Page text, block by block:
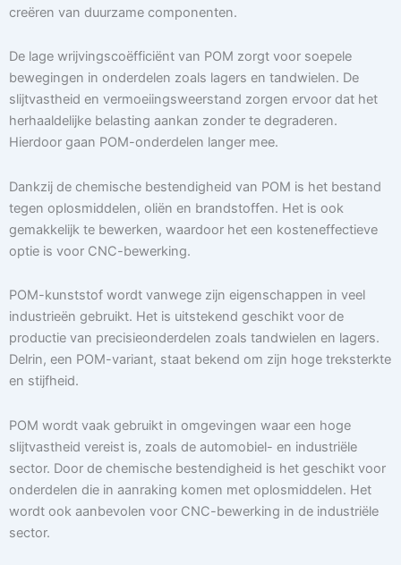
creëren van duurzame componenten.
De lage wrijvingscoëfficiënt van POM zorgt voor soepele
bewegingen in onderdelen zoals lagers en tandwielen. De
slijtvastheid en vermoeiingsweerstand zorgen ervoor dat het
herhaaldelijke belasting aankan zonder te degraderen.
Hierdoor gaan POM-onderdelen langer mee.
Dankzij de chemische bestendigheid van POM is het bestand
tegen oplosmiddelen, oliën en brandstoffen. Het is ook
gemakkelijk te bewerken, waardoor het een kosteneffectieve
optie is voor CNC-bewerking.
POM-kunststof wordt vanwege zijn eigenschappen in veel
industrieën gebruikt. Het is uitstekend geschikt voor de
productie van precisieonderdelen zoals tandwielen en lagers.
Delrin, een POM-variant, staat bekend om zijn hoge treksterkte
en stijfheid.
POM wordt vaak gebruikt in omgevingen waar een hoge
slijtvastheid vereist is, zoals de automobiel- en industriële
sector. Door de chemische bestendigheid is het geschikt voor
onderdelen die in aanraking komen met oplosmiddelen. Het
wordt ook aanbevolen voor CNC-bewerking in de industriële
sector.